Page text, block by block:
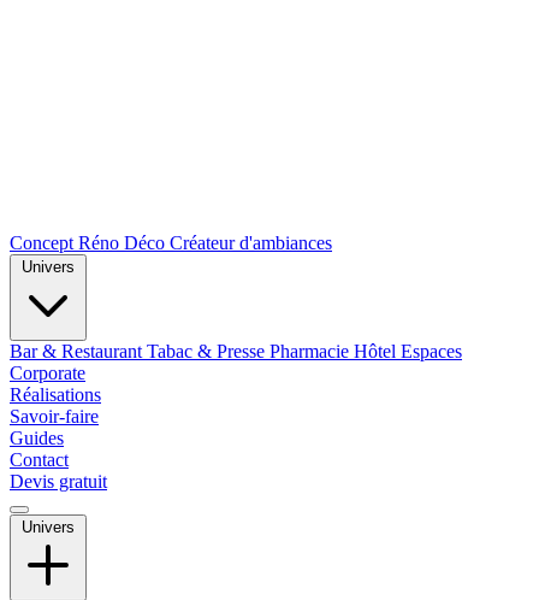
Concept Réno Déco Créateur d'ambiances
Bar & Restaurant Tabac & Presse Pharmacie Hôtel Espaces
Corporate
Réalisations
Savoir-faire
Guides
Contact
Devis gratuit
Univers